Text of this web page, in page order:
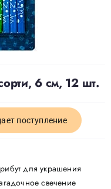
6 см, 12 шт.
поступление
для украшения
свечение